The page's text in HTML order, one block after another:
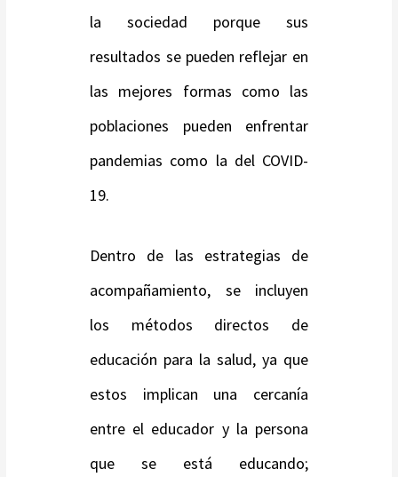
la sociedad porque sus
resultados se pueden reflejar en
las mejores formas como las
poblaciones pueden enfrentar
pandemias como la del COVID-
19.
Dentro de las estrategias de
acompañamiento, se incluyen
los métodos directos de
educación para la salud, ya que
estos implican una cercanía
entre el educador y la persona
que se está educando;